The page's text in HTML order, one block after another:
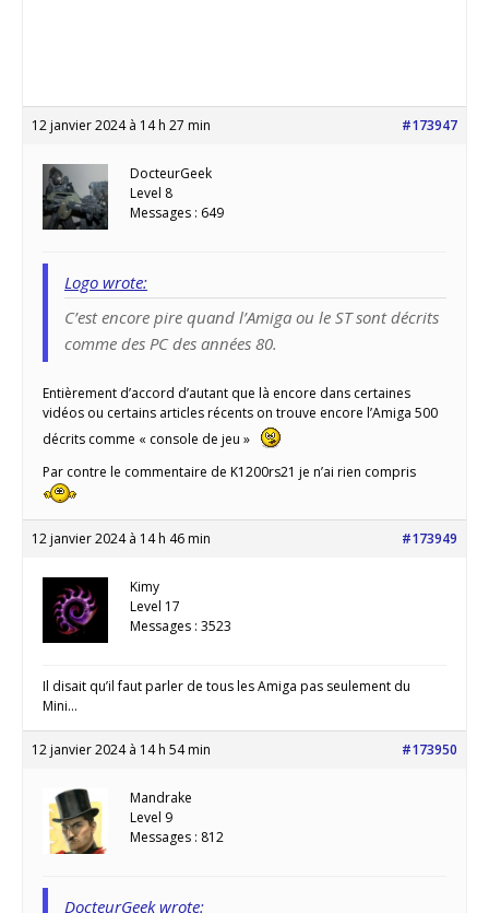
12 janvier 2024 à 14 h 27 min #173947
DocteurGeek
Level 8
Messages : 649
Logo wrote:
C’est encore pire quand l’Amiga ou le ST sont décrits
comme des PC des années 80.
Entièrement d’accord d’autant que là encore dans certaines
vidéos ou certains articles récents on trouve encore l’Amiga 500
décrits comme « console de jeu »
Par contre le commentaire de K1200rs21 je n’ai rien compris
12 janvier 2024 à 14 h 46 min #173949
Kimy
Level 17
Messages : 3523
Il disait qu’il faut parler de tous les Amiga pas seulement du
Mini…
12 janvier 2024 à 14 h 54 min #173950
Mandrake
Level 9
Messages : 812
DocteurGeek wrote: